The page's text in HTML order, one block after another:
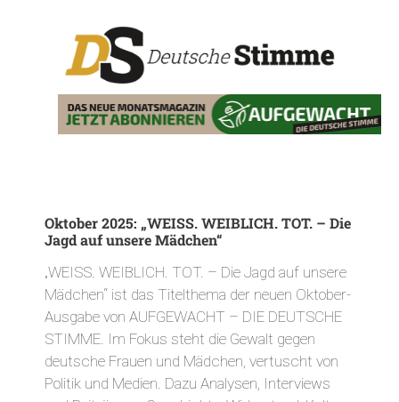
Oktober 2025: „WEISS. WEIBLICH. TOT. – Die
Jagd auf unsere Mädchen“
„WEISS. WEIBLICH. TOT. – Die Jagd auf unsere
Mädchen“ ist das Titelthema der neuen Oktober-
Ausgabe von AUFGEWACHT – DIE DEUTSCHE
STIMME. Im Fokus steht die Gewalt gegen
deutsche Frauen und Mädchen, vertuscht von
Politik und Medien. Dazu Analysen, Interviews